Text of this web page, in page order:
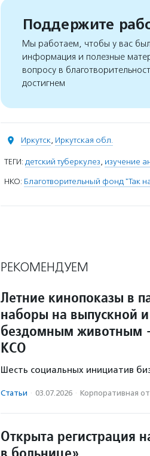
Поддержите
Мы работаем, чтобы у вас
информация и полезные
вопросу в
достигнем
Иркутск, Иркутская обл.
ТЕГИ: детский туберкулез, изучение
НКО: Благотворительный фонд "Так
РЕКОМЕНДУЕМ
Летние кинопоказы в
наборы на выпускной
бездомным животным
КСО
Шесть социальных инициатив
Статьи · 03.07.2026 · Корпоративная
Открыта регистрация